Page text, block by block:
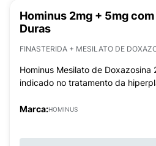
Hominus 2mg + 5mg
Duras
FINASTERIDA + MESILATO DE
Hominus Mesilato de
indicado no tratamento da
Marca:HOMINUS